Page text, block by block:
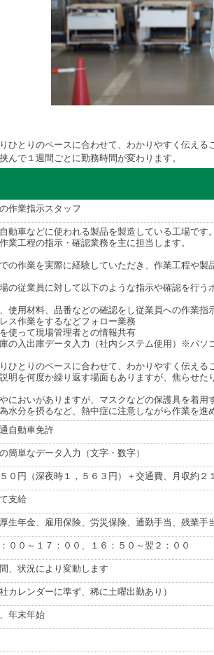
ひとりのペースに合わせて、わかりやすく伝える
んで１週間ごとに勤務時間が変わります。
作業指示スタッフ
動車などに使われる製品を製造している工場です。
業工程の指示・確認業務を主に担当します。
の作業を実際に経験していただき、作業工程や製
の従業員に対して以下のような指示や確認を行う
使用材料、品番などの確認をし従業員への作業指
ス作業をするなどフォロー業務
使って現場管理者との情報共有
の入出庫データ入力（社内システム使用）※パソ
ひとりのペースに合わせて、わかりやすく伝える
明を何度か繰り返す場面もありますが、焦らせた
においがありますが、マスクなどの保護具を着用
水分を摂るなど、熱中症に注意しながら作業を進
自動車免許
簡単なデータ入力（文字・数字）
０円（深夜時１，５６３円）＋交通費、月収約２
支給
生年金、雇用保険、労災保険、通勤手当、残業
００～１７：００、１６：５０～翌２：００
、状況により変動します
カレンダーに準ず、稀に土曜出勤あり）
年末年始